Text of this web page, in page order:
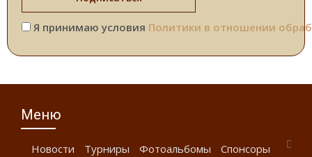
Я принимаю условия Политики в отношении
Меню
Новости Турниры Фотоальбомы Спонсоры